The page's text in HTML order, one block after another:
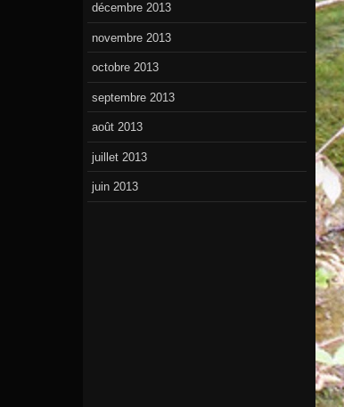
décembre 2013
novembre 2013
octobre 2013
septembre 2013
août 2013
juillet 2013
juin 2013